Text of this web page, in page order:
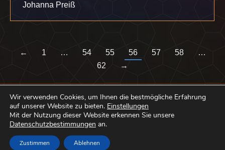
Johanna Preiß
← 1 … 54 55 56 57 58
…
62
→
Footer
Wir verwenden Cookies, um Ihnen die bestmögliche Erfahrung
auf unserer Website zu bieten. Einstellungen
Mit der Nutzung dieser Website erkennen Sie unsere
Datenschutzbestimmungen an.
Zustimmen Ablehnen